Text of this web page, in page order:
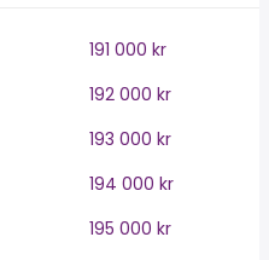
191 000 kr
192 000 kr
193 000 kr
194 000 kr
195 000 kr